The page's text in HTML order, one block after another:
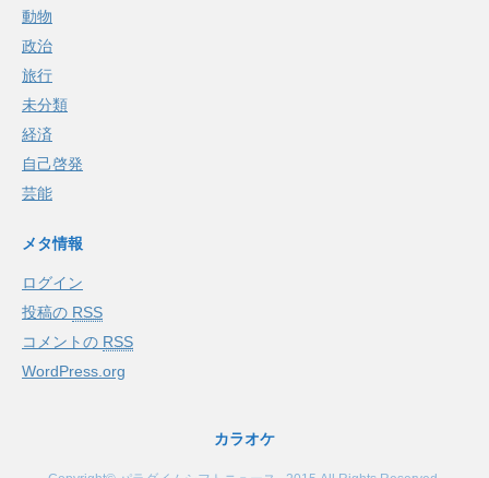
動物
政治
旅行
未分類
経済
自己啓発
芸能
メタ情報
ログイン
投稿の RSS
コメントの RSS
WordPress.org
カラオケ